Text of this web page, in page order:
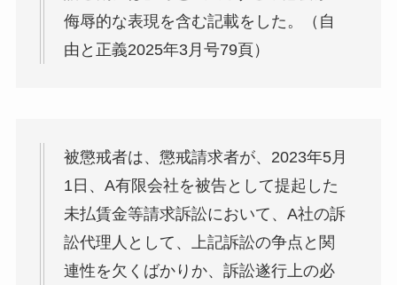
侮辱的な表現を含む記載をした。（自
由と正義2025年3月号79頁）
被懲戒者は、懲戒請求者が、2023年5月
1日、A有限会社を被告として提起した
未払賃金等請求訴訟において、A社の訴
訟代理人として、上記訴訟の争点と関
連性を欠くばかりか、訴訟遂行上の必